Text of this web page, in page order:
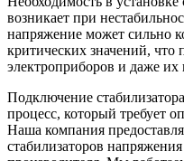
возникает при
напряжение может сильно
критических значений, что
электроприборов и даже их
Подключение
процесс, который требует
Наша компания
стабилизаторов